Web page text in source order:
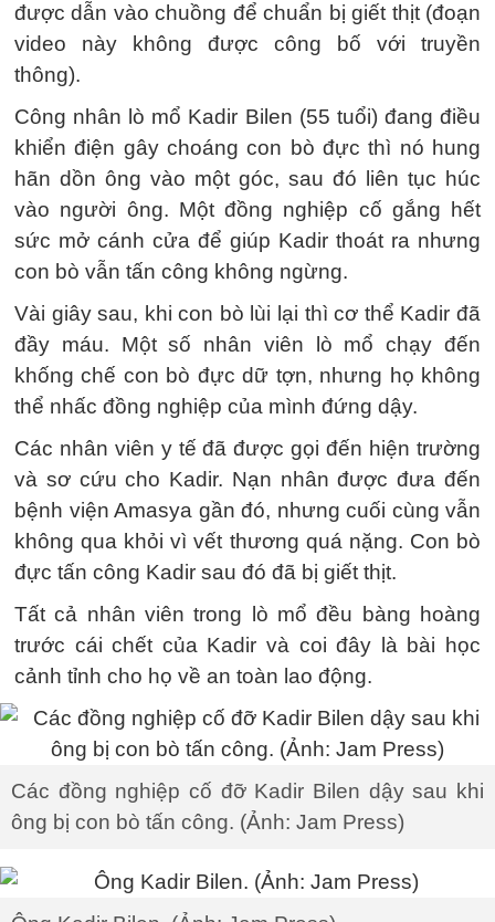
được dẫn vào chuồng để chuẩn bị giết thịt (đoạn
video này không được công bố với truyền
thông).
Công nhân lò mổ Kadir Bilen (55 tuổi) đang điều
khiển điện gây choáng con bò đực thì nó hung
hãn dồn ông vào một góc, sau đó liên tục húc
vào người ông. Một đồng nghiệp cố gắng hết
sức mở cánh cửa để giúp Kadir thoát ra nhưng
con bò vẫn tấn công không ngừng.
Vài giây sau, khi con bò lùi lại thì cơ thể Kadir đã
đầy máu. Một số nhân viên lò mổ chạy đến
khống chế con bò đực dữ tợn, nhưng họ không
thể nhấc đồng nghiệp của mình đứng dậy.
Các nhân viên y tế đã được gọi đến hiện trường
và sơ cứu cho Kadir. Nạn nhân được đưa đến
bệnh viện Amasya gần đó, nhưng cuối cùng vẫn
không qua khỏi vì vết thương quá nặng. Con bò
đực tấn công Kadir sau đó đã bị giết thịt.
Tất cả nhân viên trong lò mổ đều bàng hoàng
trước cái chết của Kadir và coi đây là bài học
cảnh tỉnh cho họ về an toàn lao động.
Các đồng nghiệp cố đỡ Kadir Bilen dậy sau khi
ông bị con bò tấn công. (Ảnh: Jam Press)